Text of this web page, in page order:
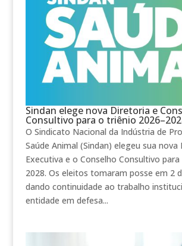
Sindan elege nova Diretoria e
Consultivo para o triênio
O Sindicato Nacional da Indústria de
Saúde Animal (Sindan) elegeu sua nova
Executiva e o Conselho Consultivo
2028. Os eleitos tomaram posse em 2
dando continuidade ao trabalho
entidade em defesa...